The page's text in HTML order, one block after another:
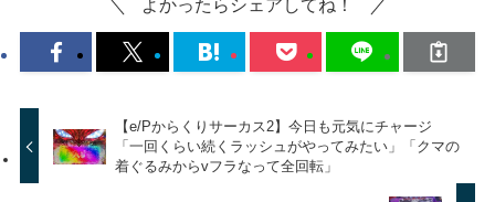
よかったらシェアしてね！
【e/Pからくりサーカス2】今日も元気にチャージ
「一回くらい続くラッシュがやってみたい」「クマの
着ぐるみからvフラなって全回転」